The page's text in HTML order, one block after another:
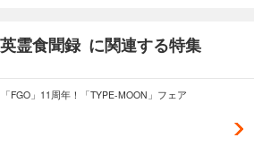
霊食聞録 に関連する特集
「FGO」11周年！「TYPE-MOON」フェア